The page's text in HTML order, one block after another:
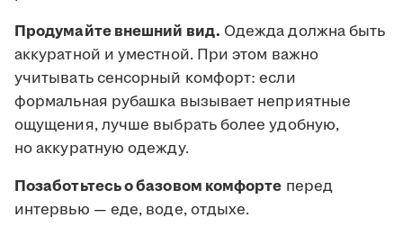
Продумайте внешний вид. Одежда должна быть
аккуратной и уместной. При этом важно
учитывать сенсорный комфорт: если
формальная рубашка вызывает неприятные
ощущения, лучше выбрать более удобную,
но аккуратную одежду.
Позаботьтесь о базовом комфорте перед
интервью — еде, воде, отдыхе.